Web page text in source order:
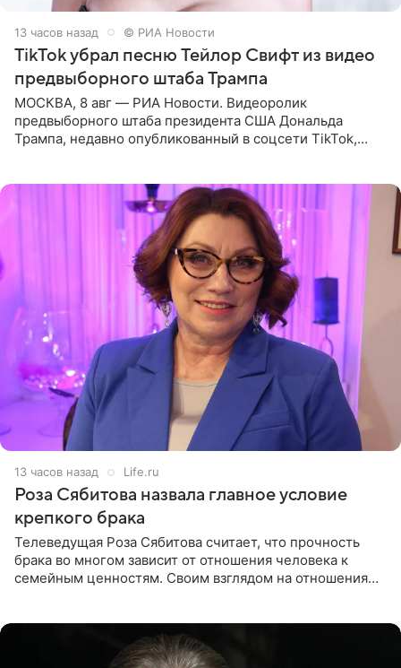
13 часов назад © РИА Новости
TikTok убрал песню Тейлор Свифт из видео
предвыборного штаба Трампа
МОСКВА, 8 авг — РИА Новости. Видеоролик
предвыборного штаба президента США Дональда
Трампа, недавно опубликованный в соцсети TikTok,
13 часов назад Life.ru
Роза Сябитова назвала главное условие
крепкого брака
Телеведущая Роза Сябитова считает, что прочность
брака во многом зависит от отношения человека к
семейным ценностям. Своим взглядом на отношения